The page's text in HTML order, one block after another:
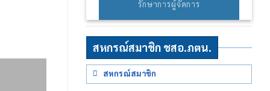
รักษาการผู้จัดการ
สหกรณ์สมาชิก ชสอ.ภตน.
สหกรณ์สมาชิก